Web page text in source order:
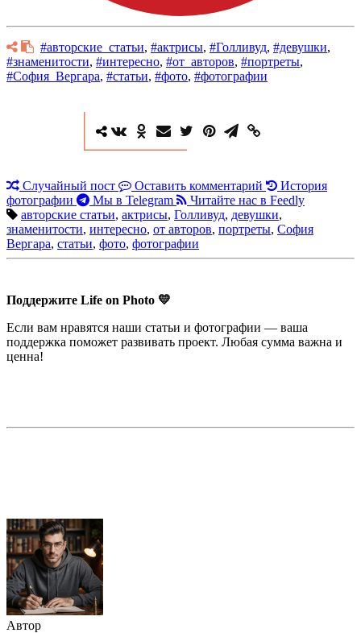
#авторские_статьи, #актрисы, #Голливуд, #девушки,
#знаменитости, #интересно, #от_авторов, #портреты,
#София_Вергара, #статьи, #фото, #фотографии
Случайный пост Оставить комментарий
История
фотографии
Мы в Telegram
Читайте нас в Feedly
авторские статьи, актрисы, Голливуд, девушки,
знаменитости, интересно, от авторов, портреты, София
Вергара, статьи, фото, фотографии
Поддержите Life on Photo 💛
Если вам нравятся наши статьи и фотографии — ваша
поддержка поможет развивать проект. Любая сумма важна и
ценна!
Автор